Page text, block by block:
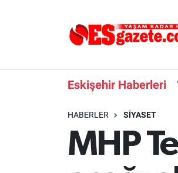
Eskişehir Haberleri
HABERLER SIYASET
MHP
Gündem
Eskişehirspor Arşivi
Eskişehir Nöbetçi Eczaneler
Süper Lig Puan Durumu ve